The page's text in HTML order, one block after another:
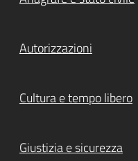
Autorizzazioni
Cultura e tempo libero
Giustizia e sicurezza